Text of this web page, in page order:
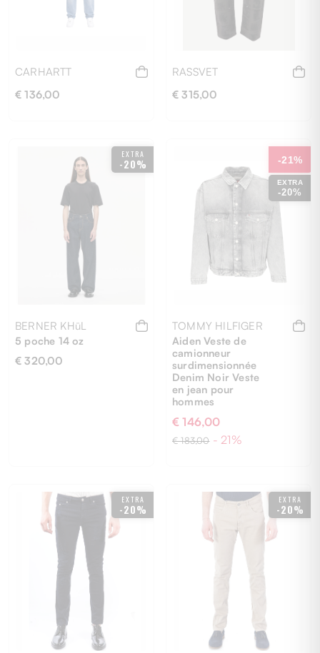
30 31
33
CARHARTT
€ 136,00
XL
RASSVET
€ 315,00
EXTRA
-20%
BERNER KHüL
5 poche 14 oz
€ 320,00
EXTRA
-20%
-21%
XS
TOMMY HILFIGER
Aiden Veste de
camionneur
surdimensionnée
Denim Noir Veste
en jean pour
hommes
€ 146,00
€ 183,00 - 21%
EXTRA
-20%
EXTRA
-20%